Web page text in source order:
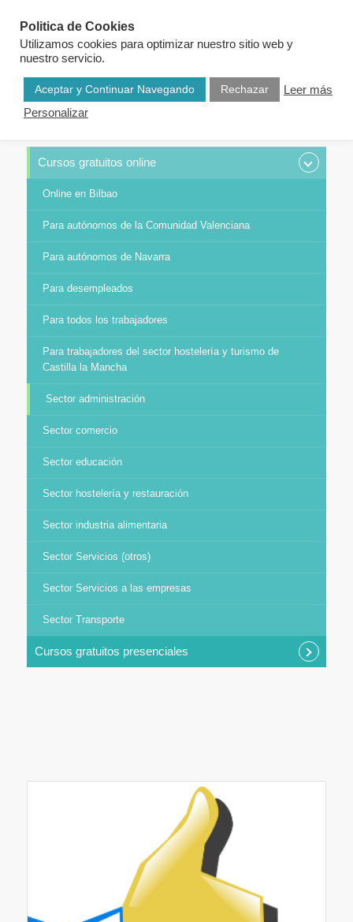
Cursos gratuitos online
Online en Bilbao
Para autónomos de la Comunidad Valenciana
Para autónomos de Navarra
Para desempleados
Para todos los trabajadores
Para trabajadores del sector hostelería y turismo de
Castilla la Mancha
Sector administración
Sector comercio
Sector educación
Sector hostelería y restauración
Sector industria alimentaria
Sector Servicios (otros)
Sector Servicios a las empresas
Sector Transporte
Cursos gratuitos presenciales
Politica de Cookies
Utilizamos cookies para optimizar nuestro sitio web y
nuestro servicio.
Aceptar y Continuar Navegando Rechazar
Leer más
Personalizar